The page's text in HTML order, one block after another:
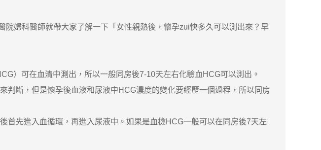
院婦科醫師就帶大家了解一下「女性親熱後，懷孕zui快多久可以測出來？早
可在血清中測出，所以一般同房後7-10天左右化驗血HCG可以測出。
斷，但是懷孕後血液和尿液中HCG濃度的變化要經歷一個過程，所以同房
先進入血循環，再進入尿液中。如果是血檢HCG一般可以在同房後7天左